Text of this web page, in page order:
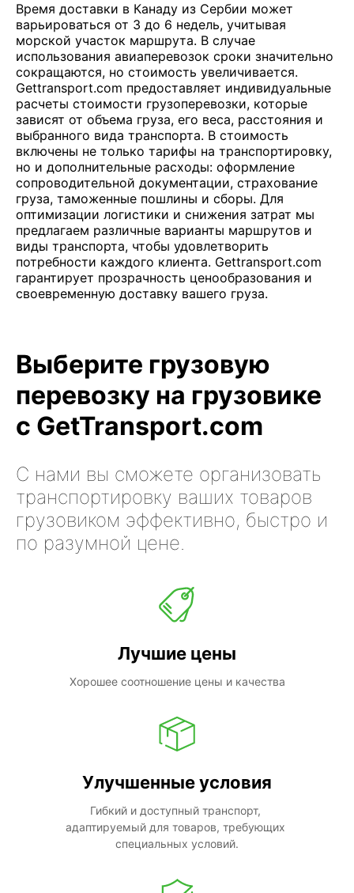
Время доставки в Канаду из Сербии может
варьироваться от 3 до 6 недель, учитывая
морской участок маршрута. В случае
использования авиаперевозок сроки значительно
сокращаются, но стоимость увеличивается.
Gettransport.com предоставляет индивидуальные
расчеты стоимости грузоперевозки, которые
зависят от объема груза, его веса, расстояния и
выбранного вида транспорта. В стоимость
включены не только тарифы на транспортировку,
но и дополнительные расходы: оформление
сопроводительной документации, страхование
груза, таможенные пошлины и сборы. Для
оптимизации логистики и снижения затрат мы
предлагаем различные варианты маршрутов и
виды транспорта, чтобы удовлетворить
потребности каждого клиента. Gettransport.com
гарантирует прозрачность ценообразования и
своевременную доставку вашего груза.
Выберите грузовую
перевозку на грузовике
с GetTransport.com
С нами вы сможете организовать
транспортировку ваших товаров
грузовиком эффективно, быстро и
по разумной цене.
Лучшие цены
Хорошее соотношение цены и качества
Улучшенные условия
Гибкий и доступный транспорт,
адаптируемый для товаров, требующих
специальных условий.